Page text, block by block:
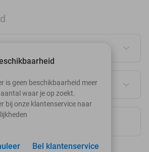
is geen beschikbaarheid meer
waar je op zoekt.
bij onze klantenservice naar
Bel klantenservice